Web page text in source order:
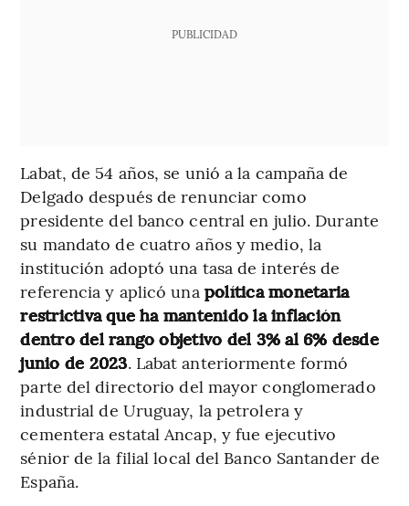
PUBLICIDAD
Labat, de 54 años, se unió a la campaña de
Delgado después de renunciar como
presidente del banco central en julio. Durante
su mandato de cuatro años y medio, la
institución adoptó una tasa de interés de
referencia y aplicó una política monetaria
restrictiva que ha mantenido la inflación
dentro del rango objetivo del 3% al 6% desde
junio de 2023. Labat anteriormente formó
parte del directorio del mayor conglomerado
industrial de Uruguay, la petrolera y
cementera estatal Ancap, y fue ejecutivo
sénior de la filial local del Banco Santander de
España.